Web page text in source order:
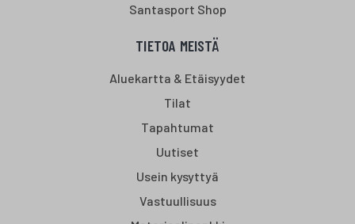
Santasport Shop
TIETOA MEISTÄ
Aluekartta & Etäisyydet
Tilat
Tapahtumat
Uutiset
Usein kysyttyä
Vastuullisuus